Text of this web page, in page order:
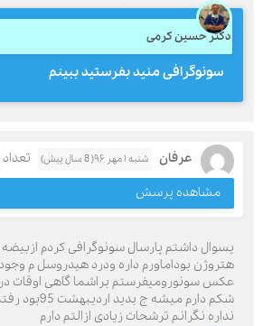
دکتر حسین کرمی
سونوگرافی منید بفرستید ببینم
عرفان شنبه ۱ مهر ۹۶( 8 سال پیش)
تعداد
مشاهده پرسش
یسوال داشتم پارسال سونوگرافی کردم
هتروژن بوداماورم داره ودرد هیدروسل م وجود
عکس سونورومیفرستم براشما گاهی اوقات
شکم دارم میشه
نداره نگرانم ترشحات زیادی ازالتم دارم